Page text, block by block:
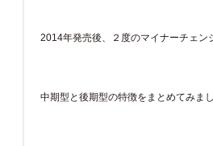
2014年発売後、２度のマイナーチェン
中期型と後期型の特徴をまとめてみまし